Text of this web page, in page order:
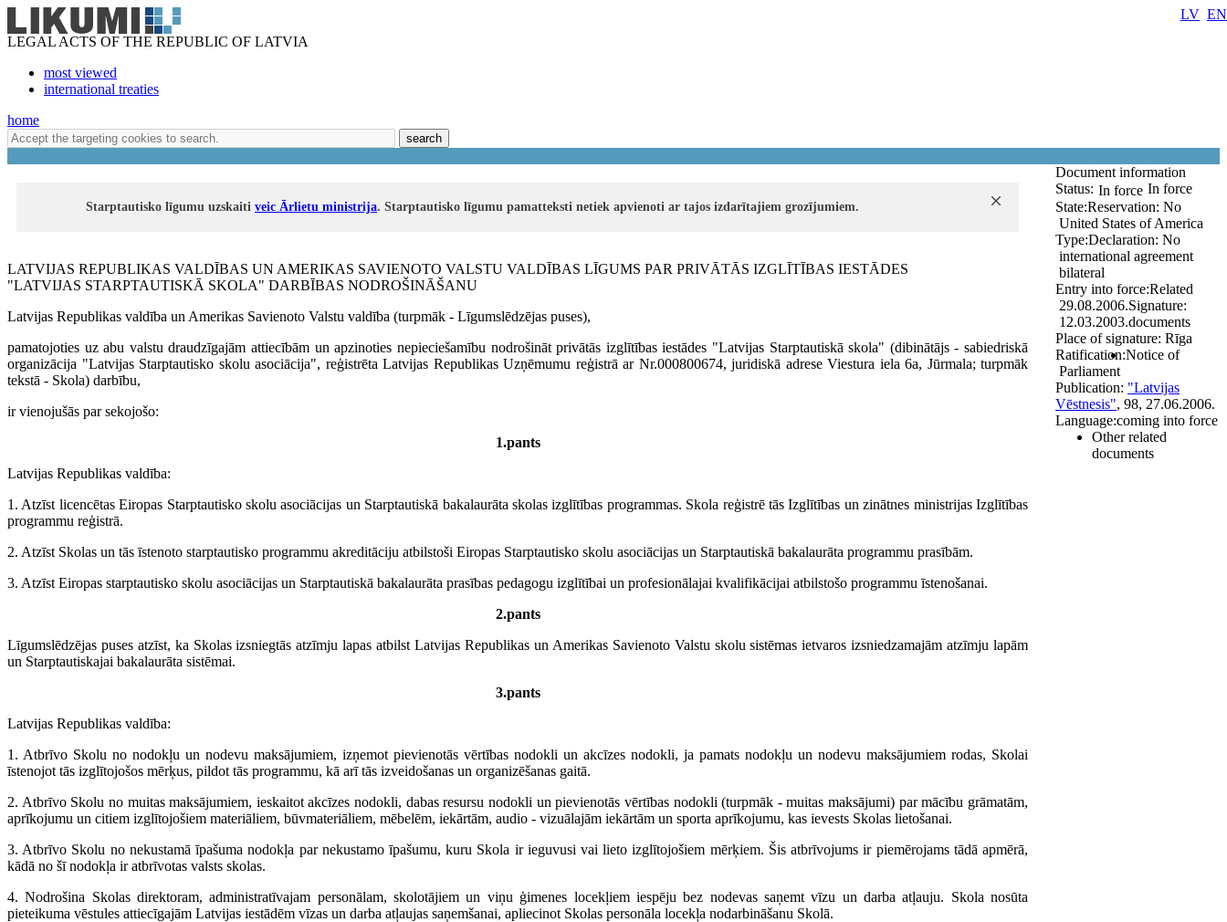
LEGAL ACTS OF THE REPUBLIC OF LATVIA
most viewed
international treaties
LV EN
home
search
Starptautisko līgumu uzskaiti veic Ārlietu ministrija. Starptautisko līgumu pamatteksti netiek apvienoti ar tajos izdarītajiem grozījumiem.
LATVIJAS REPUBLIKAS VALDĪBAS UN AMERIKAS SAVIENOTO VALSTU VALDĪBAS LĪGUMS PAR PRIVĀTĀS IZGLĪTĪBAS IESTĀDES
"LATVIJAS STARPTAUTISKĀ SKOLA" DARBĪBAS NODROŠINĀŠANU
Latvijas Republikas valdība un Amerikas Savienoto Valstu valdība (turpmāk - Līgumslēdzējas puses),
pamatojoties uz abu valstu draudzīgajām attiecībām un apzinoties nepieciešamību nodrošināt privātās izglītības iestādes "Latvijas Starptautiskā skola" (dibinātājs - sabiedriskā
organizācija "Latvijas Starptautisko skolu asociācija", reģistrēta Latvijas Republikas Uzņēmumu reģistrā ar Nr.000800674, juridiskā adrese Viestura iela 6a, Jūrmala; turpmāk
tekstā - Skola) darbību,
ir vienojušās par sekojošo:
1.pants
Latvijas Republikas valdība:
1. Atzīst licencētas Eiropas Starptautisko skolu asociācijas un Starptautiskā bakalaurāta skolas izglītības programmas. Skola reģistrē tās Izglītības un zinātnes ministrijas Izglītības
programmu reģistrā.
2. Atzīst Skolas un tās īstenoto starptautisko programmu akreditāciju atbilstoši Eiropas Starptautisko skolu asociācijas un Starptautiskā bakalaurāta programmu prasībām.
3. Atzīst Eiropas starptautisko skolu asociācijas un Starptautiskā bakalaurāta prasības pedagogu izglītībai un profesionālajai kvalifikācijai atbilstošo programmu īstenošanai.
2.pants
Līgumslēdzējas puses atzīst, ka Skolas izsniegtās atzīmju lapas atbilst Latvijas Republikas un Amerikas Savienoto Valstu skolu sistēmas ietvaros izsniedzamajām atzīmju lapām
un Starptautiskajai bakalaurāta sistēmai.
3.pants
Latvijas Republikas valdība:
1. Atbrīvo Skolu no nodokļu un nodevu maksājumiem, izņemot pievienotās vērtības nodokli un akcīzes nodokli, ja pamats nodokļu un nodevu maksājumiem rodas, Skolai
īstenojot tās izglītojošos mērķus, pildot tās programmu, kā arī tās izveidošanas un organizēšanas gaitā.
2. Atbrīvo Skolu no muitas maksājumiem, ieskaitot akcīzes nodokli, dabas resursu nodokli un pievienotās vērtības nodokli (turpmāk - muitas maksājumi) par mācību grāmatām,
aprīkojumu un citiem izglītojošiem materiāliem, būvmateriāliem, mēbelēm, iekārtām, audio - vizuālajām iekārtām un sporta aprīkojumu, kas ievests Skolas lietošanai.
3. Atbrīvo Skolu no nekustamā īpašuma nodokļa par nekustamo īpašumu, kuru Skola ir ieguvusi vai lieto izglītojošiem mērķiem. Šis atbrīvojums ir piemērojams tādā apmērā,
kādā no šī nodokļa ir atbrīvotas valsts skolas.
4. Nodrošina Skolas direktoram, administratīvajam personālam, skolotājiem un viņu ģimenes locekļiem iespēju bez nodevas saņemt vīzu un darba atļauju. Skola nosūta
pieteikuma vēstules attiecīgajām Latvijas iestādēm vīzas un darba atļaujas saņemšanai, apliecinot Skolas personāla locekļa nodarbināšanu Skolā.
Document information
Status: In force In force
State:
United States of America
Type:
international agreement
bilateral
Entry into force:
29.08.2006.Signature:
12.03.2003.
Place of signature: Rīga
Ratification:
Parliament
Reservation: No
Declaration: No
Publication: "Latvijas
Vēstnesis", 98, 27.06.2006.
Language:
Related
documents
Notice of
coming into force
Other related
documents